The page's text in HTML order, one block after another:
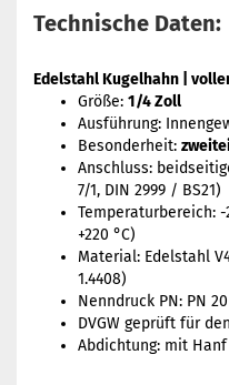
Technische Daten:
Edelstahl Kugelhahn |
Größe: 1/4 Zoll
Ausführung:
Besonderheit:
Anschluss:
7/1, DIN 2999 / BS21)
Temperaturbereich: -
+220 °C)
Material: Edelstahl
1.4408)
Nenndruck PN: PN
DVGW geprüft für
Abdichtung: mit